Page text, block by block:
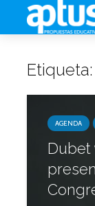
AGENDA
Dubet